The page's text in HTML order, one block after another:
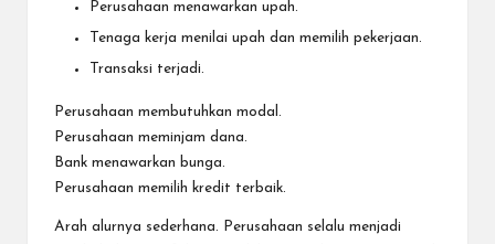
Perusahaan menawarkan upah.
Tenaga kerja menilai upah dan memilih pekerjaan.
Transaksi terjadi.
Perusahaan membutuhkan modal.
Perusahaan meminjam dana.
Bank menawarkan bunga.
Perusahaan memilih kredit terbaik.
Arah alurnya sederhana. Perusahaan selalu menjadi